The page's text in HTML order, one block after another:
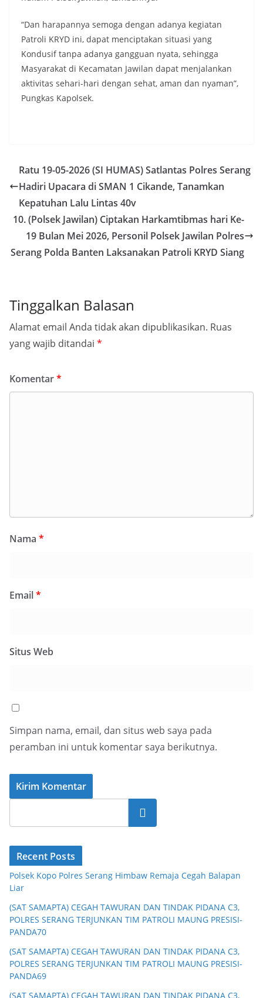
“Dan harapannya semoga dengan adanya kegiatan
Patroli KRYD ini, dapat menciptakan situasi yang
Kondusif tanpa adanya gangguan nyata, sehingga
Masyarakat di Kecamatan Jawilan dapat menjalankan
aktivitas sehari-hari dengan sehat, aman dan nyaman”,
Pungkas Kapolsek.
Ratu 19-05-2026 (SI HUMAS) Satlantas Polres Serang
Hadiri Upacara di SMAN 1 Cikande, Tanamkan
Kepatuhan Lalu Lintas 40v
10. (Polsek Jawilan) Ciptakan Harkamtibmas hari Ke-
19 Bulan Mei 2026, Personil Polsek Jawilan Polres
Serang Polda Banten Laksanakan Patroli KRYD Siang
Tinggalkan Balasan
Alamat email Anda tidak akan dipublikasikan. Ruas
yang wajib ditandai *
Komentar*
Nama *
Email*
Situs Web
Simpan nama, email, dan situs web saya pada
peramban ini untuk komentar saya berikutnya.
Cari
Recent Posts
Polsek Kopo Polres Serang Himbaw Remaja Cegah Balapan
Liar
(SAT SAMAPTA) CEGAH TAWURAN DAN TINDAK PIDANA C3,
POLRES SERANG TERJUNKAN TIM PATROLI MAUNG PRESISI-
PANDA70
(SAT SAMAPTA) CEGAH TAWURAN DAN TINDAK PIDANA C3,
POLRES SERANG TERJUNKAN TIM PATROLI MAUNG PRESISI-
PANDA69
(SAT SAMAPTA) CEGAH TAWURAN DAN TINDAK PIDANA C3,